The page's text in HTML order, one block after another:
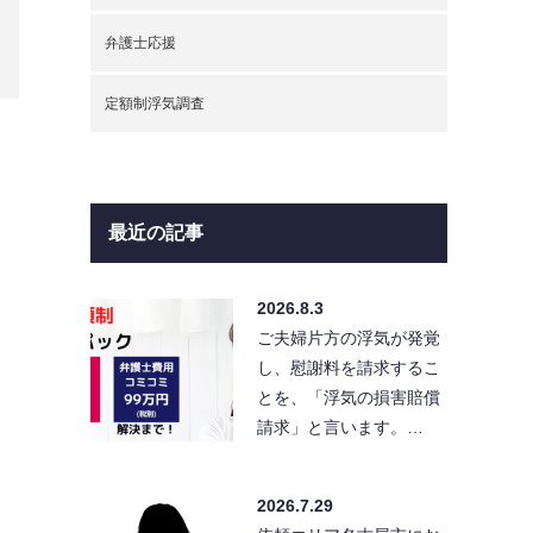
弁護士応援
定額制浮気調査
最近の記事
2026.8.3
ご夫婦片方の浮気が発覚
し、慰謝料を請求するこ
とを、「浮気の損害賠償
請求」と言います。…
2026.7.29